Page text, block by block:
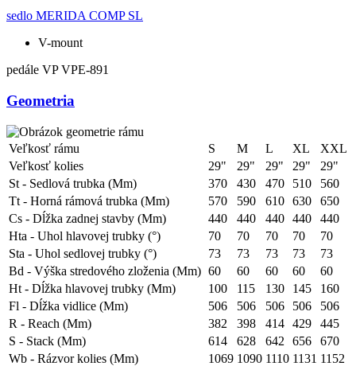
sedlo MERIDA COMP SL
V-mount
pedále VP VPE-891
Geometria
Veľkosť rámu S M L XL
XXL
Veľkosť kolies
29" 29" 29" 29"
29"
St - Sedlová trubka (Mm)
370 430 470 510
560
Tt - Horná rámová trubka (Mm)
570 590 610 630
650
Cs - Dĺžka zadnej stavby (Mm)
440 440 440 440
440
Hta - Uhol hlavovej trubky (°)
70 70 70 70
70
Sta - Uhol sedlovej trubky (°)
73 73 73 73
73
Bd - Výška stredového zloženia (Mm) 60 60 60 60
60
Ht - Dĺžka hlavovej trubky (Mm)
100 115 130 145
160
Fl - Dĺžka vidlice (Mm)
506 506 506 506
506
R - Reach (Mm)
382 398 414 429
445
S - Stack (Mm)
614 628 642 656
670
Wb - Rázvor kolies (Mm)
1069 1090 1110 1131 1152